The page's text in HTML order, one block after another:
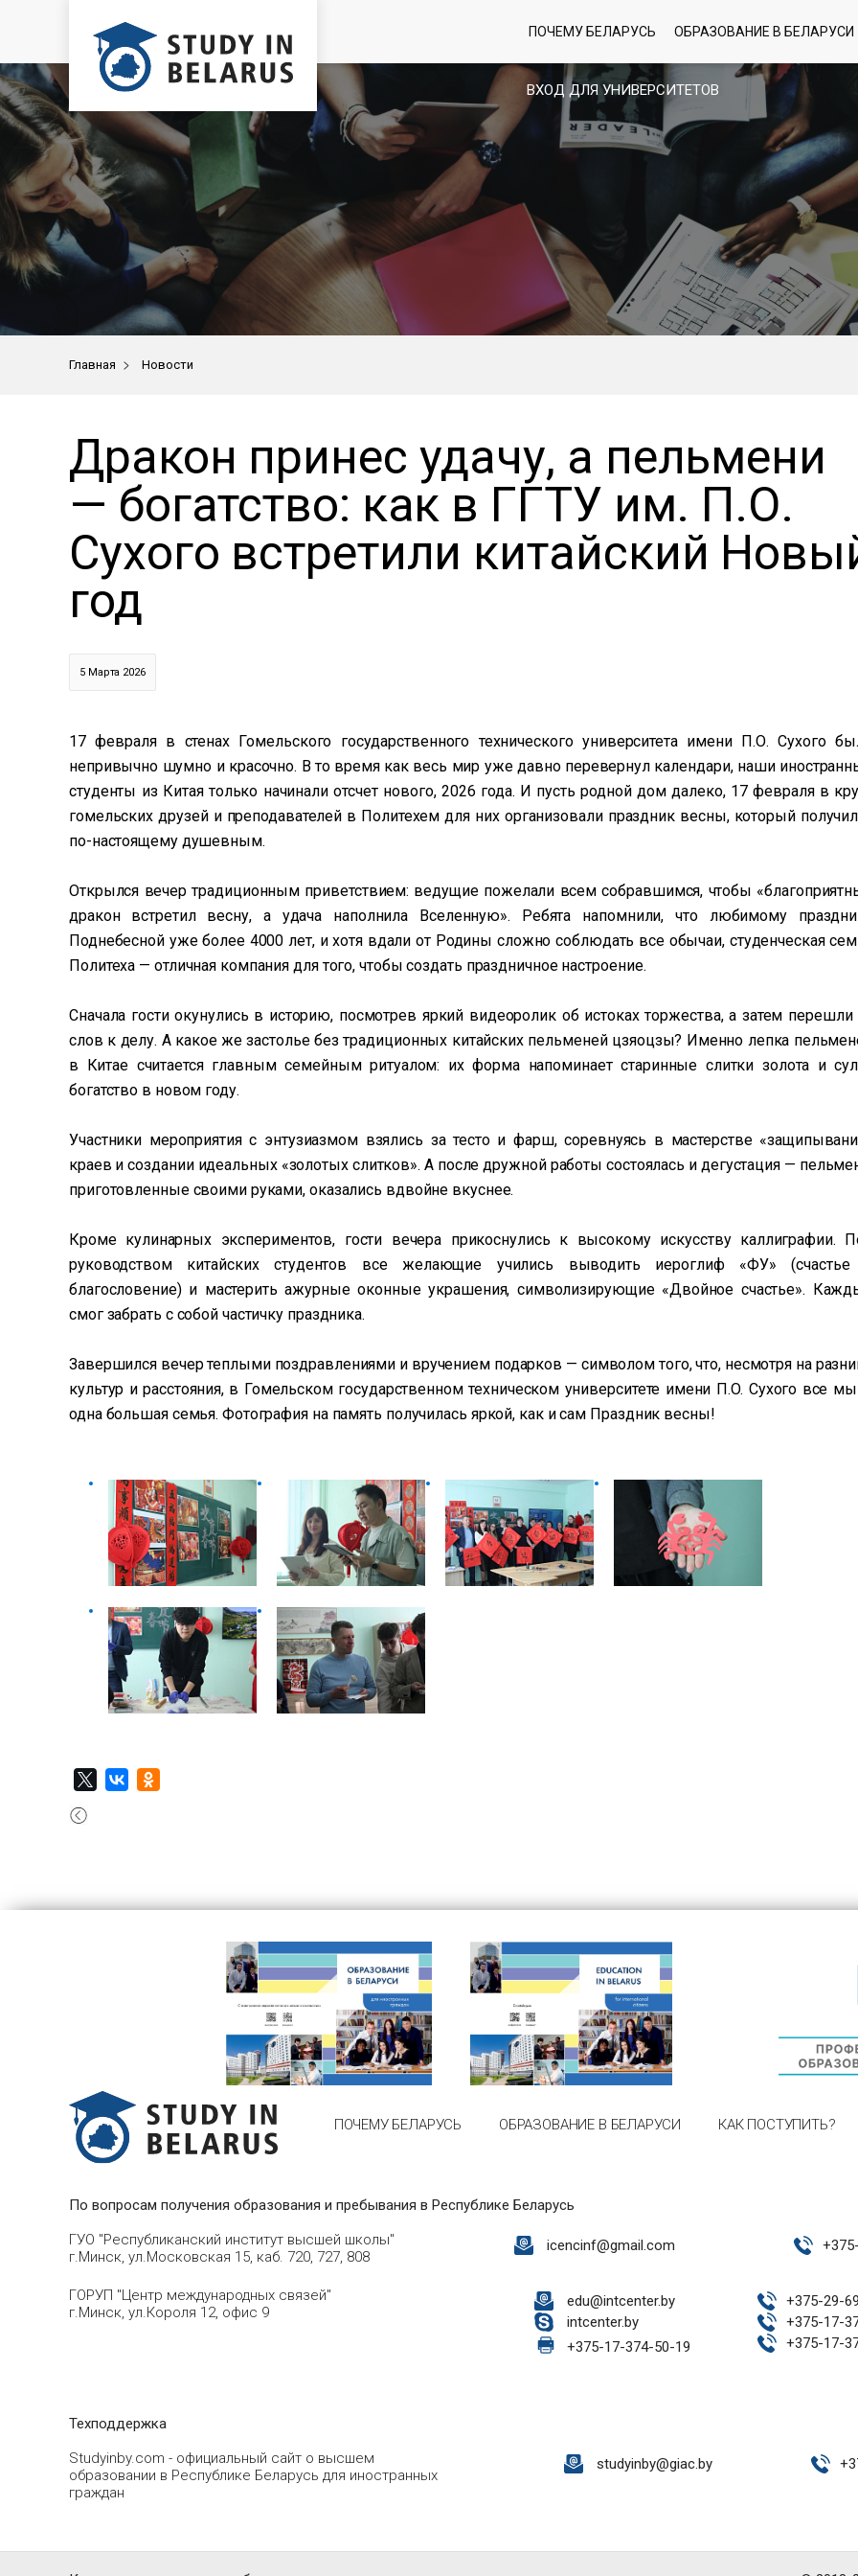
ВХОД ДЛЯ УНИВЕРСИТЕТОВ
ПОЧЕМУ БЕЛАРУСЬ ОБРАЗОВАНИЕ В БЕЛАРУСИ
Главная > Новости
Дракон принес удачу, а пельмени
— богатство: как в ГГТУ им. П.О.
Сухого встретили китайский
год
5 Марта 2026
17 февраля в стенах Гомельского государственного технического университета имени П.О. Сухого
непривычно шумно и красочно. В то время как весь мир уже давно перевернул календари, наши
студенты из Китая только начинали отсчет нового, 2026 года. И пусть родной дом далеко, 17 февраля в
гомельских друзей и преподавателей в Политехем для них организовали праздник весны, который
по-настоящему душевным.
Открылся вечер традиционным приветствием: ведущие пожелали всем собравшимся, чтобы
дракон встретил весну, а удача наполнила Вселенную». Ребята напомнили, что любимому
Поднебесной уже более 4000 лет, и хотя вдали от Родины сложно соблюдать все обычаи, студенческая
Политеха — отличная компания для того, чтобы создать праздничное настроение.
Сначала гости окунулись в историю, посмотрев яркий видеоролик об истоках торжества, а затем перешли
слов к делу. А какое же застолье без традиционных китайских пельменей цзяоцзы? Именно лепка
в Китае считается главным семейным ритуалом: их форма напоминает старинные слитки золота и
богатство в новом году.
Участники мероприятия с энтузиазмом взялись за тесто и фарш, соревнуясь в мастерстве
краев и создании идеальных «золотых слитков». А после дружной работы состоялась и дегустация —
приготовленные своими руками, оказались вдвойне вкуснее.
Кроме кулинарных экспериментов, гости вечера прикоснулись к высокому искусству каллиграфии.
руководством китайских студентов все желающие учились выводить иероглиф «ФУ»
благословение) и мастерить ажурные оконные украшения, символизирующие «Двойное счастье».
смог забрать с собой частичку праздника.
Завершился вечер теплыми поздравлениями и вручением подарков — символом того, что, несмотря на
культур и расстояния, в Гомельском государственном техническом университете имени П.О. Сухого все
одна большая семья. Фотография на память получилась яркой, как и сам Праздник весны!
ПОЧЕМУ БЕЛАРУСЬ ОБРАЗОВАНИЕ В БЕЛАРУСИ КАК ПОСТУПИТЬ?
По вопросам получения образования и пребывания в Республике Беларусь
ГУО "Республиканский институт высшей школы"
г.Минск, ул.Московская 15, каб. 720, 727, 808
icencinf@gmail.com +
ГОРУП "Центр международных связей"
г.Минск, ул.Короля 12, офис 9
edu@intcenter.by
intcenter.by
+375-17-374-50-19
+375-29-
+375-17-
+375-17-
Техподдержка
Studyinby.com - официальный сайт о высшем
образовании в Республике Беларусь для иностранных
граждан
studyinby@giac.by +